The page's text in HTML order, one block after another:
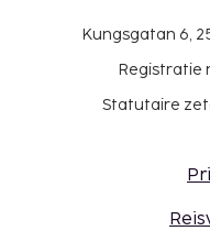
Kungsgatan 6,
Registratie
Statutaire